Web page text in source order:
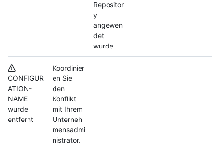
Repositor
y
angewen
det
wurde.
CONFIGUR
ATION-
NAME
wurde
entfernt
Koordinier
en Sie
den
Konflikt
mit Ihrem
Unterneh
mensadmi
nistrator.